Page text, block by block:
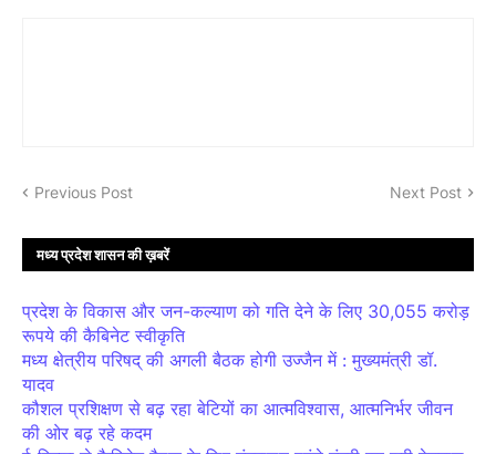
Previous Post Next Post
मध्य प्रदेश शासन की ख़बरें
प्रदेश के विकास और जन-कल्याण को गति देने के लिए 30,055 करोड़
रूपये की कैबिनेट स्वीकृति
मध्य क्षेत्रीय परिषद् की अगली बैठक होगी उज्जैन में : मुख्यमंत्री डॉ.
यादव
कौशल प्रशिक्षण से बढ़ रहा बेटियों का आत्मविश्वास, आत्मनिर्भर जीवन
की ओर बढ़ रहे कदम